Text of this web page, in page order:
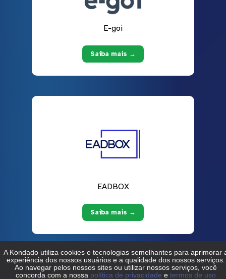
E-goi
Saiba mais →
EADBOX
Saiba mais →